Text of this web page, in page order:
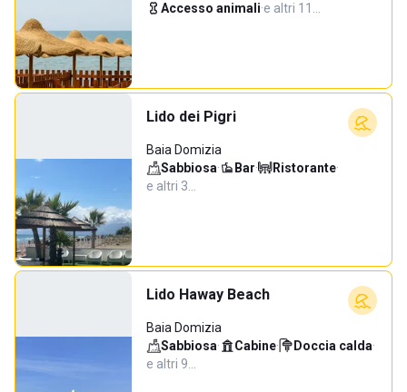
Accesso animali·e altri 11…
Lido dei Pigri
Baia Domizia
Sabbiosa· Bar· Ristorante·
e altri 3…
Lido Haway Beach
Baia Domizia
Sabbiosa· Cabine· Doccia calda·
e altri 9…